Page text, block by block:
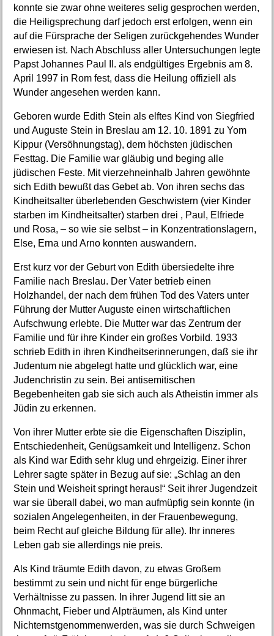
konnte sie zwar ohne weiteres selig gesprochen werden,
die Heiligsprechung darf jedoch erst erfolgen, wenn ein
auf die Fürsprache der Seligen zurückgehendes Wunder
erwiesen ist. Nach Abschluss aller Untersuchungen legte
Papst Johannes Paul II. als endgültiges Ergebnis am 8.
April 1997 in Rom fest, dass die Heilung offiziell als
Wunder angesehen werden kann.
Geboren wurde Edith Stein als elftes Kind von Siegfried
und Auguste Stein in Breslau am 12. 10. 1891 zu Yom
Kippur (Versöhnungstag), dem höchsten jüdischen
Festtag. Die Familie war gläubig und beging alle
jüdischen Feste. Mit vierzehneinhalb Jahren gewöhnte
sich Edith bewußt das Gebet ab. Von ihren sechs das
Kindheitsalter überlebenden Geschwistern (vier Kinder
starben im Kindheitsalter) starben drei , Paul, Elfriede
und Rosa, – so wie sie selbst – in Konzentrationslagern,
Else, Erna und Arno konnten auswandern.
Erst kurz vor der Geburt von Edith übersiedelte ihre
Familie nach Breslau. Der Vater betrieb einen
Holzhandel, der nach dem frühen Tod des Vaters unter
Führung der Mutter Auguste einen wirtschaftlichen
Aufschwung erlebte. Die Mutter war das Zentrum der
Familie und für ihre Kinder ein großes Vorbild. 1933
schrieb Edith in ihren Kindheitserinnerungen, daß sie ihr
Judentum nie abgelegt hatte und glücklich war, eine
Judenchristin zu sein. Bei antisemitischen
Begebenheiten gab sie sich auch als Atheistin immer als
Jüdin zu erkennen.
Von ihrer Mutter erbte sie die Eigenschaften Disziplin,
Entschiedenheit, Genügsamkeit und Intelligenz. Schon
als Kind war Edith sehr klug und ehrgeizig. Einer ihrer
Lehrer sagte später in Bezug auf sie: „Schlag an den
Stein und Weisheit springt heraus!“ Seit ihrer Jugendzeit
war sie überall dabei, wo man aufmüpfig sein konnte (in
sozialen Angelegenheiten, in der Frauenbewegung,
beim Recht auf gleiche Bildung für alle). Ihr inneres
Leben gab sie allerdings nie preis.
Als Kind träumte Edith davon, zu etwas Großem
bestimmt zu sein und nicht für enge bürgerliche
Verhältnisse zu passen. In ihrer Jugend litt sie an
Ohnmacht, Fieber und Alpträumen, als Kind unter
Nichternstgenommenwerden, was sie durch Schweigen